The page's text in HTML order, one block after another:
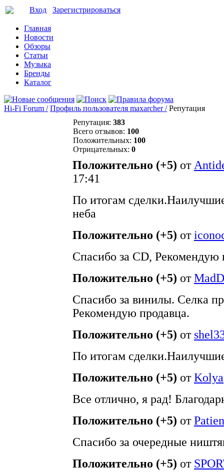
Вход Зарегистрироваться
Главная
Новости
Обзоры
Статьи
Музыка
Бренды
Каталог
Hi-Fi Forum / Профиль пользователя maxarcher / Репутация
Репутация: 383
Всего отзывов: 100
Положительных: 100
Отрицательных: 0
Положительно (+5) от
17:41
По итогам
неба
Положительно (+5) от
Спасибо за CD, Рекомендую
Положительно (+5) от
Спасибо за винилы. Селка
Рекомендую продавца.
Положительно (+5) от
По итогам
Положительно (+5) отKolya
Все отлично, я рад!
Положительно (+5) от
Спасибо за очередные
Положительно (+5) от